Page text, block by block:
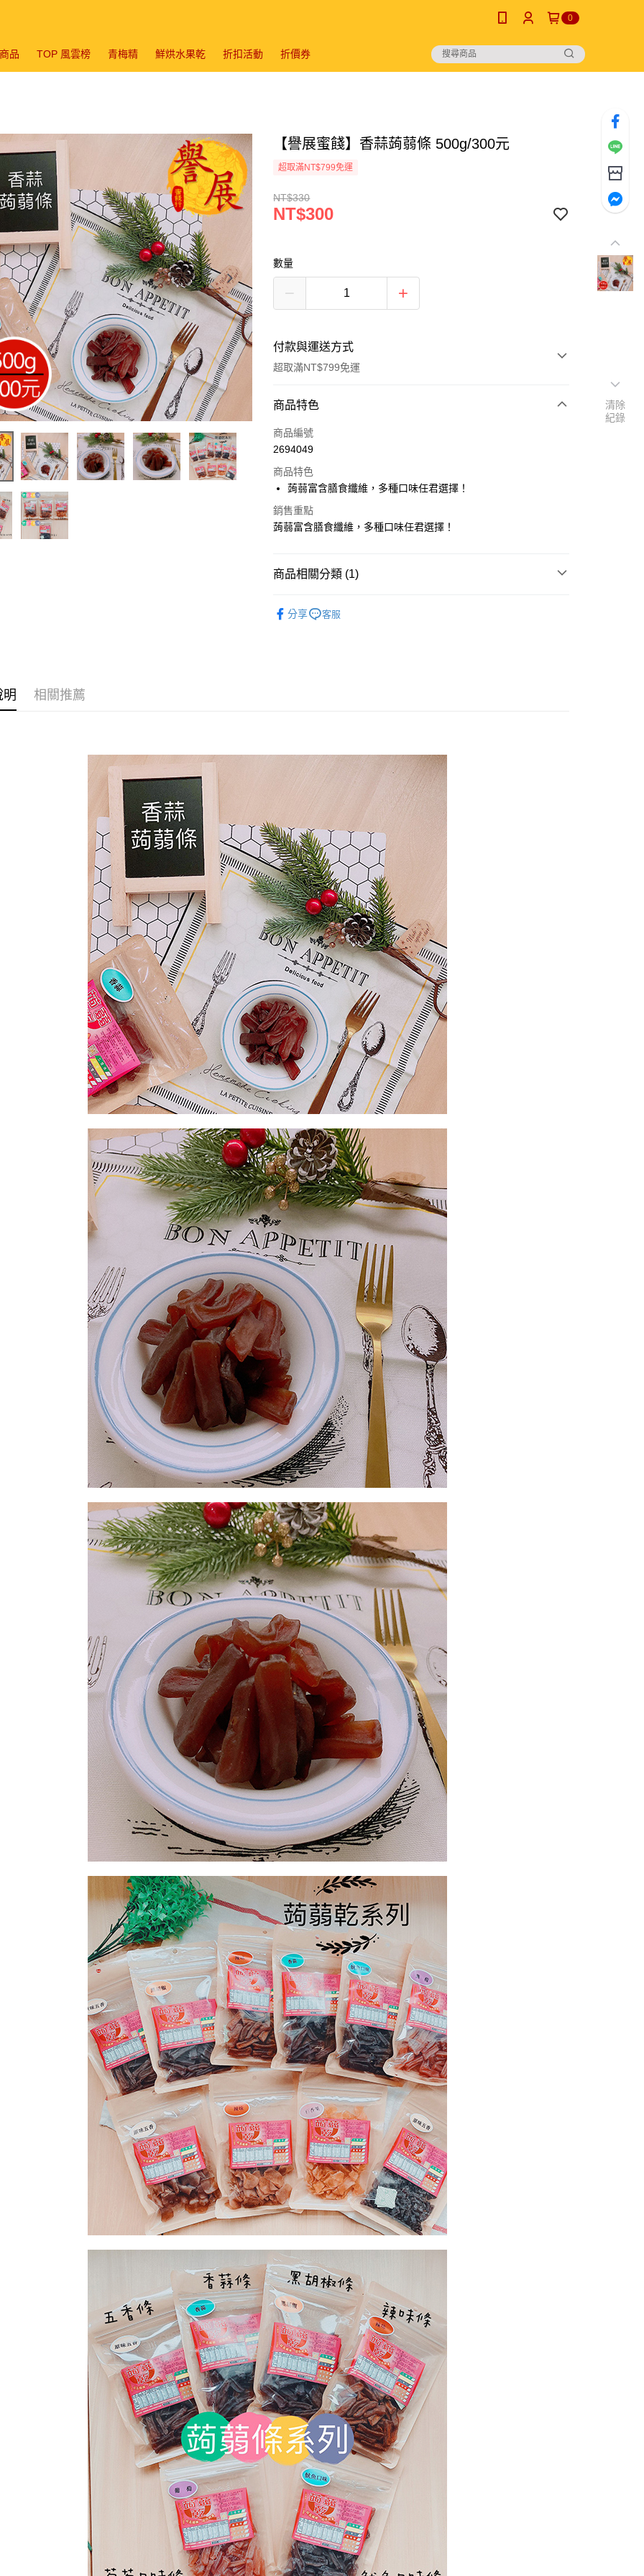
0
品 TOP 風雲榜 青梅精 鮮烘水果乾 折扣活動 折價券
【譽展蜜餞】香蒜蒟蒻條 500g/300元
超取滿NT$799免運
NT$330
NT$300
數量
付款與運送方式
超取滿NT$799免運
付款方式
信用卡一次付款
LINE Pay
Apple Pay
全盈+PAY
每筆NT$60，滿NT$799(含以上)免運費
7-11取貨付款
每筆NT$60，滿NT$799(含以上)免運費
付款後7-11取貨
每筆NT$60，滿NT$799(含以上)免運費
宅配到家
每筆NT$150，滿NT$1,399(含以上)免運費
澎湖金門馬祖宅配到家
每筆NT$250
付款後門市自取
免運費
商品特色
商品編號
2694049
商品特色
蒟蒻富含膳食纖維，多種口味任君選擇！
銷售重點
蒟蒻富含膳食纖維，多種口味任君選擇！
商品相關分類 (1)
分享
客服
明 相關推薦
清除
紀錄